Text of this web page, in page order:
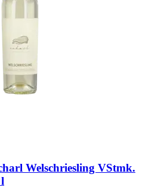
Welschriesling VStmk.